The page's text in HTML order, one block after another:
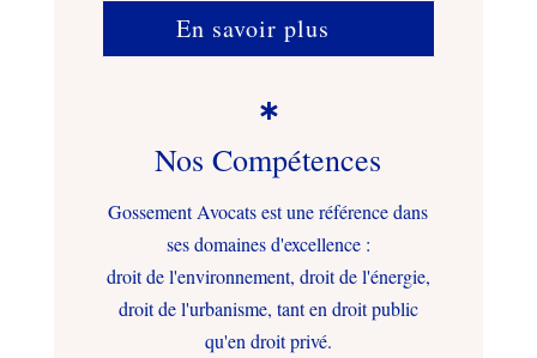
En savoir plus

Nos Compétences
Gossement Avocats est une référence dans
ses domaines d'excellence :
droit de l'environnement, droit de l'énergie,
droit de l'urbanisme, tant en droit public
qu'en droit privé.